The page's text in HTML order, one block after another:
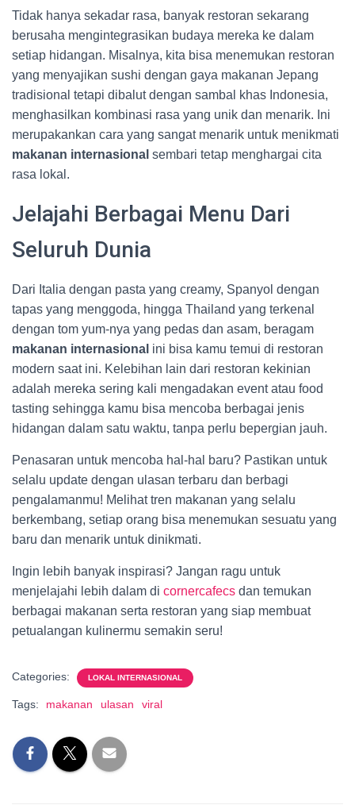
Tidak hanya sekadar rasa, banyak restoran sekarang
berusaha mengintegrasikan budaya mereka ke dalam
setiap hidangan. Misalnya, kita bisa menemukan restoran
yang menyajikan sushi dengan gaya makanan Jepang
tradisional tetapi dibalut dengan sambal khas Indonesia,
menghasilkan kombinasi rasa yang unik dan menarik. Ini
merupakankan cara yang sangat menarik untuk menikmati
makanan internasional sembari tetap menghargai cita
rasa lokal.
Jelajahi Berbagai Menu Dari
Seluruh Dunia
Dari Italia dengan pasta yang creamy, Spanyol dengan
tapas yang menggoda, hingga Thailand yang terkenal
dengan tom yum-nya yang pedas dan asam, beragam
makanan internasional ini bisa kamu temui di restoran
modern saat ini. Kelebihan lain dari restoran kekinian
adalah mereka sering kali mengadakan event atau food
tasting sehingga kamu bisa mencoba berbagai jenis
hidangan dalam satu waktu, tanpa perlu bepergian jauh.
Penasaran untuk mencoba hal-hal baru? Pastikan untuk
selalu update dengan ulasan terbaru dan berbagi
pengalamanmu! Melihat tren makanan yang selalu
berkembang, setiap orang bisa menemukan sesuatu yang
baru dan menarik untuk dinikmati.
Ingin lebih banyak inspirasi? Jangan ragu untuk
menjelajahi lebih dalam di cornercafecs dan temukan
berbagai makanan serta restoran yang siap membuat
petualangan kulinermu semakin seru!
Categories: LOKAL INTERNASIONAL
Tags: makanan ulasan viral